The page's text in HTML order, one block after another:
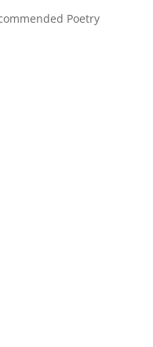
Poetry